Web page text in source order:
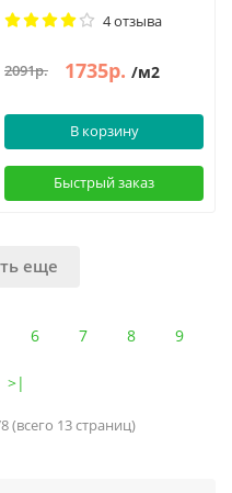
4 отзыва
2091р. 1735р. /м2
В корзину
Быстрый заказ
еще
6 7 8 9
>|
(всего 13 страниц)